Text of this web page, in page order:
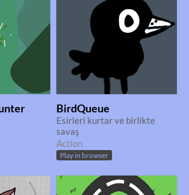
BirdQueue
Esirleri kurtar ve birlikte
savaş
Action
Play in browser